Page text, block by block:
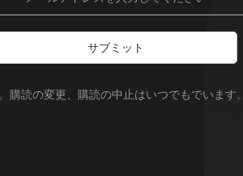
サブミット
読の変更、購読の中止はいつでもでいます。